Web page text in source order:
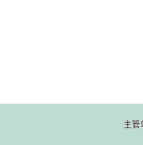
主管